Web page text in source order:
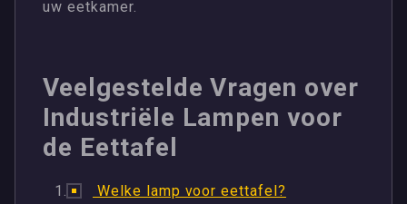
uw eetkamer.
Veelgestelde Vragen over
Industriële Lampen voor
de Eettafel
Welke lamp voor eettafel?